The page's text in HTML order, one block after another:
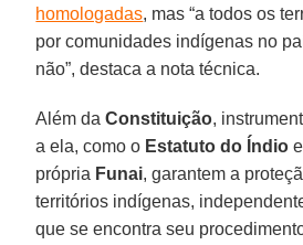
homologadas, mas “a todos os
por comunidades indígenas no
não”, destaca a nota técnica.
Além daConstituição,
a ela, como o Estatuto do Índio
própria Funai, garantem a
territórios indígenas,
que se encontra seu